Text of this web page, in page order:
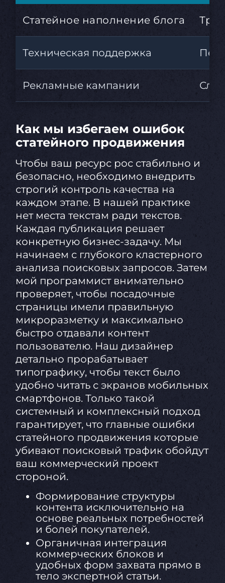
Статейное наполнение блога
Техническая поддержка
Рекламные кампании
Как мы избегаем ошибок
статейного продвижения
Чтобы ваш ресурс рос стабильно и
безопасно, необходимо внедрить
строгий контроль качества на
каждом этапе. В нашей практике
нет места текстам ради текстов.
Каждая публикация решает
конкретную бизнес-задачу. Мы
начинаем с глубокого кластерного
анализа поисковых запросов. Затем
мой программист внимательно
проверяет, чтобы посадочные
страницы имели правильную
микроразметку и максимально
быстро отдавали контент
пользователю. Наш дизайнер
детально прорабатывает
типографику, чтобы текст было
удобно читать с экранов мобильных
смартфонов. Только такой
системный и комплексный подход
гарантирует, что главные ошибки
статейного продвижения которые
убивают поисковый трафик обойдут
ваш коммерческий проект
стороной.
Формирование структуры
контента исключительно на
основе реальных потребностей
и болей покупателей.
Органичная интеграция
коммерческих блоков и
удобных форм захвата прямо в
тело экспертной статьи.